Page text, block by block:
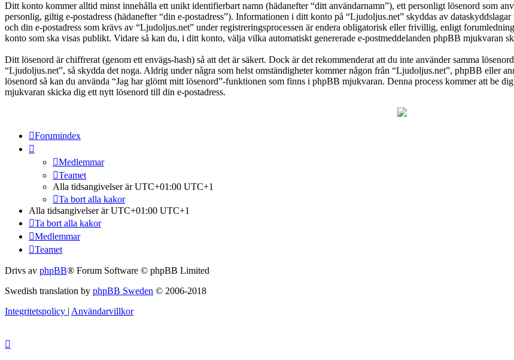
Ditt konto kommer alltid minst innehålla ett unikt identifierbart namn (hädanefter “ditt användarnamn”), ett personligt lösenord som
personlig, giltig e-postadress (hädanefter “din e-postadress”). Informationen i ditt konto på “Ljudoljus.net” skyddas av
och din e-postadress som krävs av “Ljudoljus.net” under registreringsprocessen är endera obligatorisk eller frivillig, enligt
konto som ska visas publikt. Vidare så kan du, i ditt konto, välja vilka automatiskt genererade e-postmeddelanden phpBB mjukvaran
Ditt lösenord är chiffrerat (genom ett envägs-hash) så att det är säkert. Dock är det rekommenderat att du inte använder samma
“Ljudoljus.net”, så skydda det noga. Aldrig under några som helst omständigheter kommer någon från “Ljudoljus.net”, phpBB eller
lösenord så kan du använda “Jag har glömt mitt lösenord”-funktionen som finns i phpBB mjukvaran. Denna process kommer att be
mjukvaran skicka dig ett nytt lösenord till din e-postadress.
Forumindex
Medlemmar
Teamet
Alla tidsangivelser är UTC+01:00 UTC+1
Ta bort alla kakor
Alla tidsangivelser är UTC+01:00 UTC+1
Ta bort alla kakor
Medlemmar
Teamet
Drivs av phpBB® Forum Software © phpBB Limited
Swedish translation by phpBB Sweden © 2006-2018
Integritetspolicy | Användarvillkor